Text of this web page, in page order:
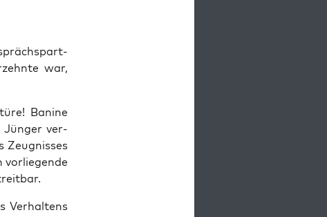
war,
Bani­ne
Jün­ger ver­
Zeug­nis­ses
vor­lie­gen­de
Ver­hal­tens